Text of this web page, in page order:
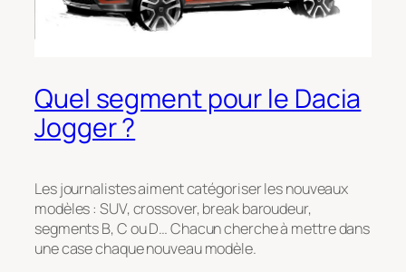
Quel segment pour le Dacia
Jogger ?
Les journalistes aiment catégoriser les nouveaux
modèles : SUV, crossover, break baroudeur,
segments B, C ou D… Chacun cherche à mettre dans
une case chaque nouveau modèle.